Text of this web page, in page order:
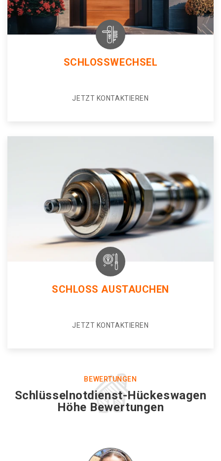
SCHLOSSWECHSEL
JETZT KONTAKTIEREN
SCHLOSS AUSTAUCHEN
JETZT KONTAKTIEREN
BEWERTUNGEN
Schlüsselnotdienst-Hückeswagen
Höhe Bewertungen